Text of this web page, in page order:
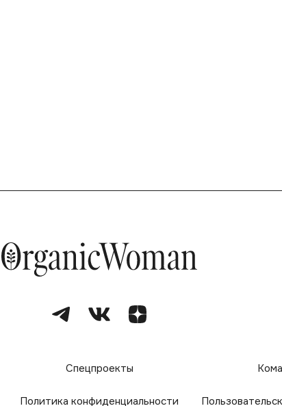
Спецпроекты
Политика конфиденциальности